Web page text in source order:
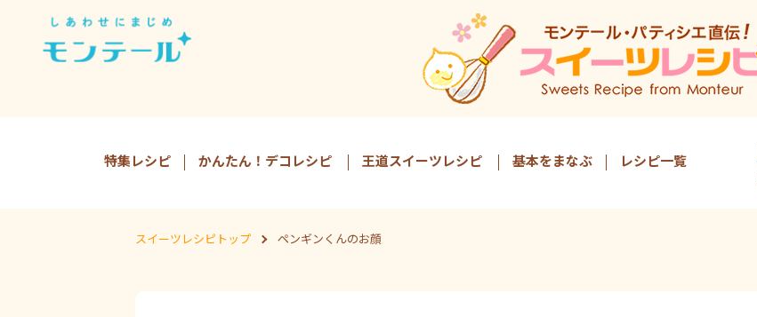
特集レシピ かんたん！デコレシピ 王道スイーツレシピ 基本をまなぶ レシピ一覧
スイーツレシピトップ ペンギンくんのお顔